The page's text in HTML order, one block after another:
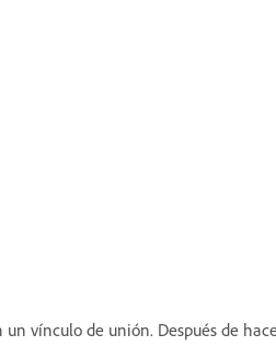
vínculo de unión. Después de